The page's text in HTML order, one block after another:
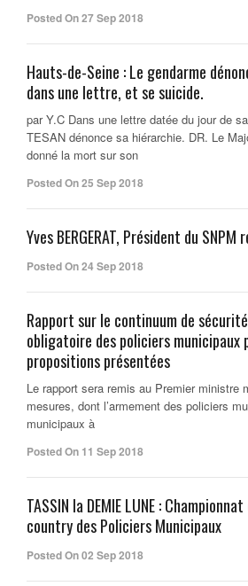
Posted On 27 Sep 2018
Hauts-de-Seine : Le gendarme
dans une lettre, et se suicide.
par Y.C Dans une lettre datée du jour de
TESAN dénonce sa hiérarchie. DR. Le
donné la mort sur son
Posted On 25 Sep 2018
Yves BERGERAT, Président du SNPM
Posted On 24 Sep 2018
Rapport sur le continuum de
obligatoire des policiers municipaux
propositions présentées
Le rapport sera remis au Premier ministre
mesures, dont l’armement des policiers
municipaux à
Posted On 11 Sep 2018
TASSIN la DEMIE LUNE :
country des Policiers Municipaux
Posted On 02 Sep 2018